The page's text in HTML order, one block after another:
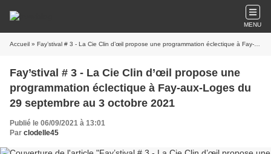
MENU
Accueil » Fay’stival # 3 - La Cie Clin d’œil propose une programmation éclectique à Fay-aux-Loges du 29 septembre au 3 octobre 2021
Fay’stival # 3 - La Cie Clin d’œil propose une
programmation éclectique à Fay-aux-Loges du
29 septembre au 3 octobre 2021
Publié le 06/09/2021 à 13:01
Par clodelle45